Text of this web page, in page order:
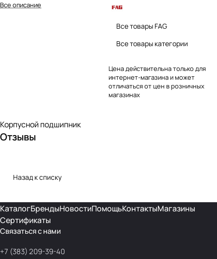
Все описание
Все товары FAG
Все товары категории
Цена действительна только для
интернет-магазина и может
отличаться от цен в розничных
магазинах
Корпусной подшипник
Отзывы
Назад к списку
КаталогБрендыНовостиПомощьКонтактыМагазины
Сертификаты
Связаться с нами
+7 (383) 209-39-40